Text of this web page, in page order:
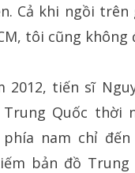
Cả khi ngồi
tôi cũng
2012, tiến sĩ
Quốc thời
phía nam chỉ
bản đồ